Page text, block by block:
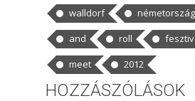
walldorf németország
and
roll
meet
2012
HOZZÁSZÓLÁSOK